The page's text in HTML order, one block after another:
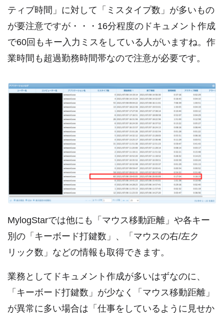
ティブ時間」に対して「ミスタイプ数」が多いもの
が要注意ですが・・・16分程度のドキュメント作成
で60回もキー入力ミスをしている人がいますね。作
業時間も超過勤務時間帯なので注意が必要です。
MylogStarでは他にも「マウス移動距離」や各キー
別の「キーボード打鍵数」、「マウスの右/左ク
リック数」などの情報も取得できます。
業務としてドキュメント作成が多いはずなのに、
「キーボード打鍵数」が少なく「マウス移動距離」
が異常に多い場合は「仕事をしているように見せか